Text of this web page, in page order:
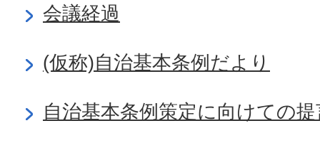
会議経過
(仮称)自治基本条例だより
自治基本条例策定に向けての